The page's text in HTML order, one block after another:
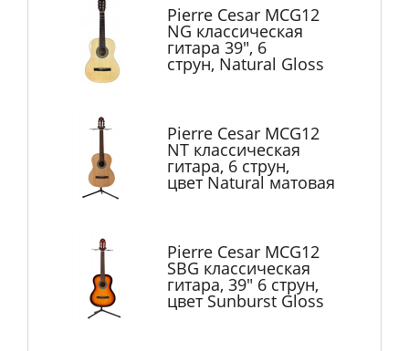
Pierre Cesar MCG12
NG классическая
гитара 39", 6
струн, Natural Gloss
Pierre Cesar MCG12
NT классическая
гитара, 6 струн,
цвет Natural матовая
Pierre Cesar MCG12
SBG классическая
гитара, 39" 6 струн,
цвет Sunburst Gloss